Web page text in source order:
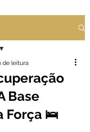
Base
Força 🛌
de leitura
de 5 estrelas.